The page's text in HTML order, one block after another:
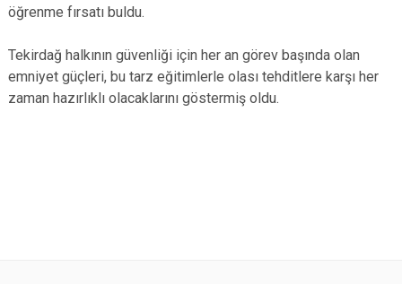
öğrenme fırsatı buldu.
Tekirdağ halkının güvenliği için her an görev başında olan
emniyet güçleri, bu tarz eğitimlerle olası tehditlere karşı her
zaman hazırlıklı olacaklarını göstermiş oldu.